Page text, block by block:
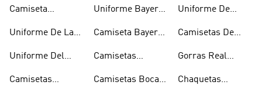
Camiseta
Uniforme De La
Uniforme Del
Camisetas
United
Uniforme Bayern
Camiseta Bayern
Camisetas
Camisetas Boca
Uniforme De
Camisetas De
Gorras Real
Chaquetas